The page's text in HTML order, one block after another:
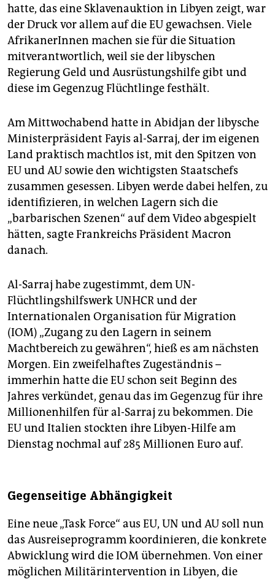
hatte, das eine Sklavenauktion in Libyen zeigt, war
der Druck vor allem auf die EU gewachsen. Viele
AfrikanerInnen machen sie für die Situation
mitverantwortlich, weil sie der libyschen
Regierung Geld und Ausrüstungshilfe gibt und
diese im Gegenzug Flüchtlinge festhält.
Am Mittwochabend hatte in Abidjan der libysche
Ministerpräsident Fayis al-Sarraj, der im eigenen
Land praktisch machtlos ist, mit den Spitzen von
EU und AU sowie den wichtigsten Staatschefs
zusammen gesessen. Libyen werde dabei helfen, zu
identifizieren, in welchen Lagern sich die
„barbarischen Szenen“ auf dem Video abgespielt
hätten, sagte Frankreichs Präsident Macron
danach.
Al-Sarraj habe zugestimmt, dem UN-
Flüchtlingshilfswerk UNHCR und der
Internationalen Organisation für Migration
(IOM) „Zugang zu den Lagern in seinem
Machtbereich zu gewähren“, hieß es am nächsten
Morgen. Ein zweifelhaftes Zugeständnis –
immerhin hatte die EU schon seit Beginn des
Jahres verkündet, genau das im Gegenzug für ihre
Millionenhilfen für al-Sarraj zu bekommen. Die
EU und Italien stockten ihre Libyen-Hilfe am
Dienstag nochmal auf 285 Millionen Euro auf.
Gegenseitige Abhängigkeit
Eine neue „Task Force“ aus EU, UN und AU soll nun
das Ausreiseprogramm koordinieren, die konkrete
Abwicklung wird die IOM übernehmen. Von einer
möglichen Militärintervention in Libyen, die